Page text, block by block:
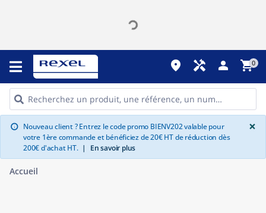
place handyman person shopping_cart0
info Nouveau client ? Entrez le code promo BIENV202 valable pour
votre 1ère commande et bénéficiez de 20€ HT de réduction dès
200€ d'achat HT. | En savoir plus
×
Accueil